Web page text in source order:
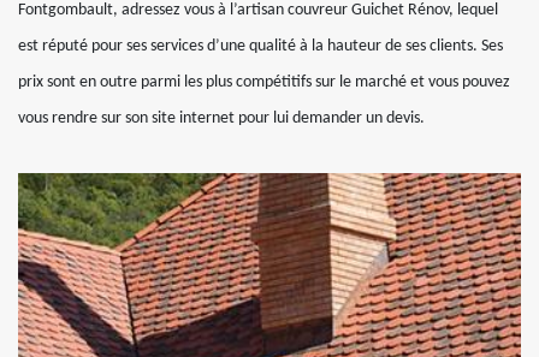
Fontgombault, adressez vous à l’artisan couvreur Guichet Rénov, lequel
est réputé pour ses services d’une qualité à la hauteur de ses clients. Ses
prix sont en outre parmi les plus compétitifs sur le marché et vous pouvez
vous rendre sur son site internet pour lui demander un devis.